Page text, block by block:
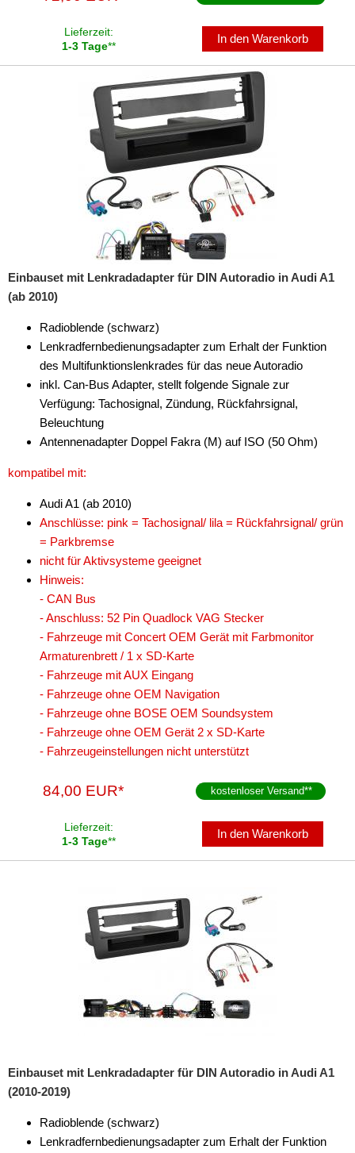
für Honda
für Lancia
für Lexus
für MAN
für Mazda
für Mercedes-Benz
für Mini
für Mitsubishi
für Nissan
für Opel
für Peugeot
für Porsche
für Range Rover
für Renault
für Rover
für Saab
für Scania
für Seat
für Ssangyong
für Toyota
für Volvo
SD-Adapter
Lieferzeit:
1-3 Tage**
In den Warenkorb
Einbauset mit Lenkradadapter für DIN Autoradio in Audi A1
(ab 2010)
Radioblende (schwarz)
Lenkradfernbedienungsadapter zum Erhalt der Funktion
des Multifunktionslenkrades für das neue Autoradio
inkl. Can-Bus Adapter, stellt folgende Signale zur
Verfügung: Tachosignal, Zündung, Rückfahrsignal,
Beleuchtung
Antennenadapter Doppel Fakra (M) auf ISO (50 Ohm)
kompatibel mit:
Audi A1 (ab 2010)
Anschlüsse: pink = Tachosignal/ lila = Rückfahrsignal/ grün
= Parkbremse
nicht für Aktivsysteme geeignet
Hinweis:
- CAN Bus
- Anschluss: 52 Pin Quadlock VAG Stecker
- Fahrzeuge mit Concert OEM Gerät mit Farbmonitor
Armaturenbrett / 1 x SD-Karte
- Fahrzeuge mit AUX Eingang
- Fahrzeuge ohne OEM Navigation
- Fahrzeuge ohne BOSE OEM Soundsystem
- Fahrzeuge ohne OEM Gerät 2 x SD-Karte
- Fahrzeugeinstellungen nicht unterstützt
84,00 EUR* kostenloser Versand**
Lieferzeit:
1-3 Tage**
In den Warenkorb
Einbauset mit Lenkradadapter für DIN Autoradio in Audi A1
(2010-2019)
Radioblende (schwarz)
Lenkradfernbedienungsadapter zum Erhalt der Funktion